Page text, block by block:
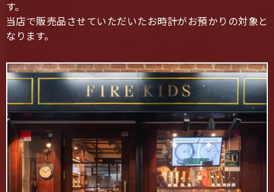
す。
当店で販売品させていただいたお時計がお預かりの対象と
なります。